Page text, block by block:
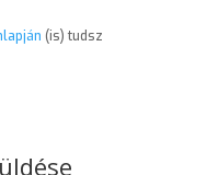
(is) tudsz